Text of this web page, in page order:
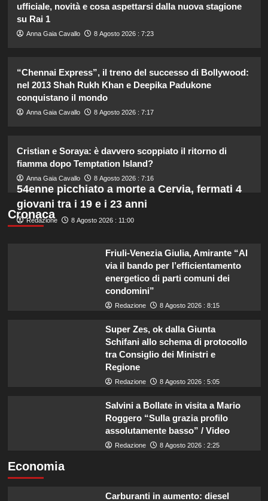
momento in Pronto Soccorso:
4
“Pressione alta, nausea e mal di
testa, ho temuto il peggio.”
finita la relazione con Alessio Pilli
Stella?
ufficiale, novità e cosa aspettarsi dalla nuova stagione
su Rai 1
Anna Gaia Cavallo 8 Agosto 2026 : 7:23
“Chennai Express”, il treno del successo di Bollywood:
nel 2013 Shah Rukh Khan e Deepika Padukone
conquistano il mondo
Anna Gaia Cavallo 8 Agosto 2026 : 7:17
Cristian e Soraya: è davvero scoppiato il ritorno di
fiamma dopo Temptation Island?
Anna Gaia Cavallo 8 Agosto 2026 : 7:16
Cronaca
54enne picchiato a morte a Cervia, fermati 4
giovani tra i 19 e i 23 anni
Redazione 8 Agosto 2026 : 11:00
Friuli-Venezia Giulia, Amirante “Al
via il bando per l’efficientamento
energetico di parti comuni dei
condomini”
Redazione 8 Agosto 2026 : 8:15
Super Zes, ok dalla Giunta
Schifani allo schema di protocollo
tra Consiglio dei Ministri e
Regione
Redazione 8 Agosto 2026 : 5:05
Salvini a Bollate in visita a Mario
Roggero “Sulla grazia profilo
assolutamente basso” / Video
Redazione 8 Agosto 2026 : 2:25
Economia
Carburanti in aumento: diesel